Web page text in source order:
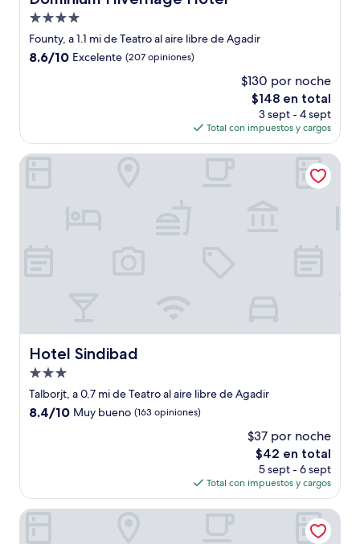
Propiedad
de
4.0
Founty, a 1.1 mi de Teatro al aire libre de Agadir
8.6
8.6/10 Excelente (207 opiniones)
$130 por noche
El
precio
actual
es
de
$148 en total
3 sept - 4 sept
Total con impuestos y cargos
Hotel Sindibad
Hotel Sindibad
Propiedad
de
3.0
Talborjt, a 0.7 mi de Teatro al aire libre de Agadir
8.4
opiniones)
8.4/10 Muy bueno (163 opiniones)
$37 por noche
El
precio
actual
es
de
$42 en total
5 sept - 6 sept
Total con impuestos y cargos
Hotel Sindibad
Atlantic Palm Beach